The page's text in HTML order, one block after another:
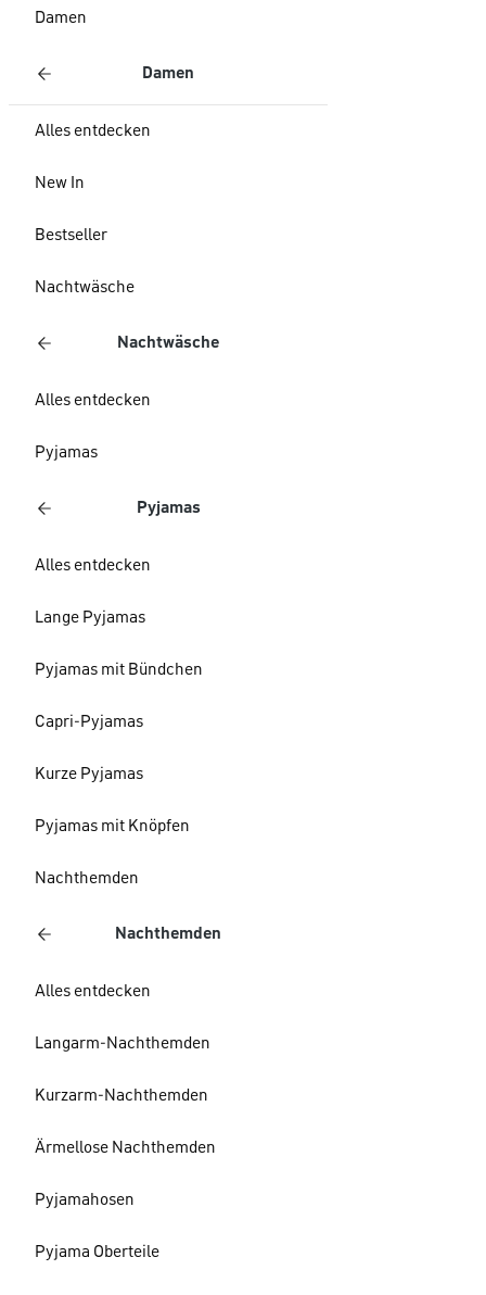
Damen
Damen
Alles entdecken
New In
Bestseller
Nachtwäsche
Nachtwäsche
Alles entdecken
Pyjamas
Pyjamas
Alles entdecken
Lange Pyjamas
Pyjamas mit Bündchen
Capri-Pyjamas
Kurze Pyjamas
Pyjamas mit Knöpfen
Nachthemden
Nachthemden
Alles entdecken
Langarm-Nachthemden
Kurzarm-Nachthemden
Ärmellose Nachthemden
Pyjamahosen
Pyjama Oberteile